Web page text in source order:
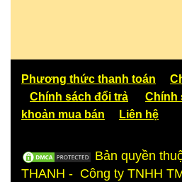
Phương thức thanh toán
Chính sách đổi trả
Chính
khoản mua bán
Liên hệ
Bản quyền
THANH - Công ty TNHH